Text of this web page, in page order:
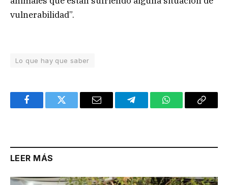
vulnerabilidad”.
Lo que hay que saber
FacebookTwitter Email TelegramWhatsAppCopy
LEER MÁS